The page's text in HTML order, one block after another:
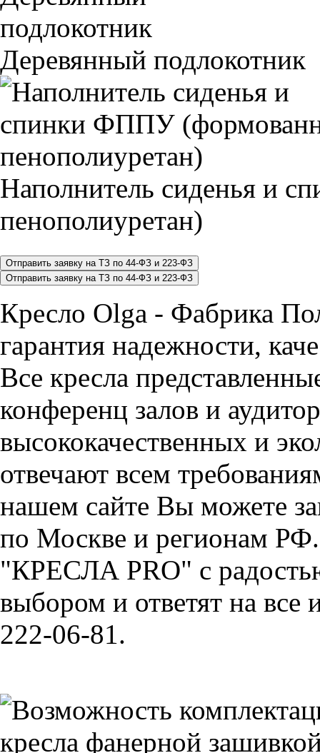
Деревянный подлокотник
Наполнитель сиденья и
пенополиуретан)
Кресло Olga - Фабрика
гарантия надежности,
Все кресла
конференц залов и
высококачественных и
отвечают всем
нашем сайте Вы можете
по Москве и регионам
"КРЕСЛА PRO" с
выбором и ответят на
222-06-81.